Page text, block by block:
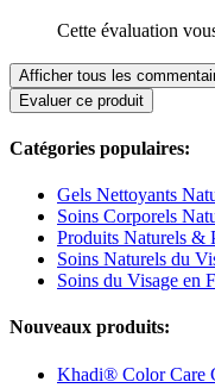
Cette évaluation
Afficher tous les
Evaluer ce produit
Catégories populaires:
Gels Nettoyants
Soins Corporels
Produits Naturels &
Soins Naturels du
Soins du Visage en
Nouveaux produits:
Khadi® Color Care